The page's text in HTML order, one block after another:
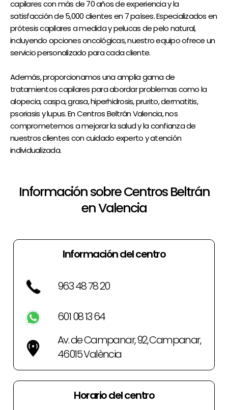
capilares con más de 70 años de experiencia y la
satisfacción de 5,000 clientes en 7 países. Especializados en
prótesis capilares a medida y pelucas de pelo natural,
incluyendo opciones oncológicas, nuestro equipo ofrece un
servicio personalizado para cada cliente.
Además, proporcionamos una amplia gama de
tratamientos capilares para abordar problemas como la
alopecia, caspa, grasa, hiperhidrosis, prurito, dermatitis,
psoriasis y lupus. En Centros Beltrán Valencia, nos
comprometemos a mejorar la salud y la confianza de
nuestros clientes con cuidado experto y atención
individualizada.
Información sobre Centros Beltrán
en Valencia
Información del centro
963 48 78 20
601 08 13 64
Av. de Campanar, 92, Campanar,
46015 València
Horario del centro